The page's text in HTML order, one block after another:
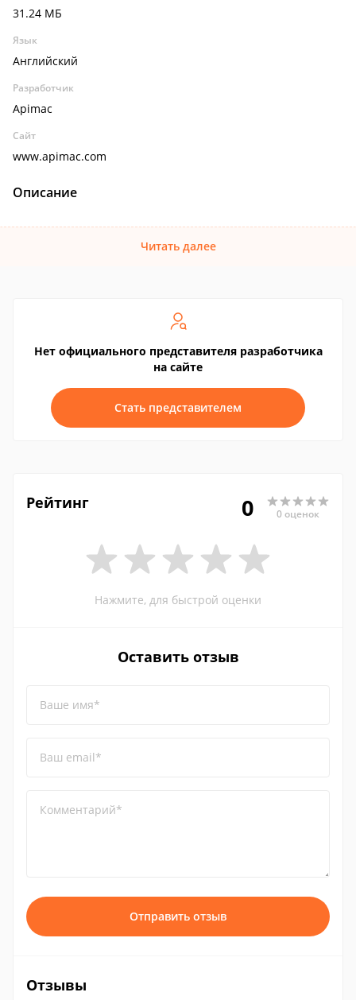
31.24 МБ
Язык
Английский
Разработчик
Apimac
Сайт
www.apimac.com
Описание
Читать далее
Нет официального представителя разработчика
на сайте
Стать представителем
Рейтинг 0 0 оценок
Нажмите, для быстрой оценки
Оставить отзыв
Ваше имя*
Ваш email*
Комментарий*
Отправить отзыв
Отзывы